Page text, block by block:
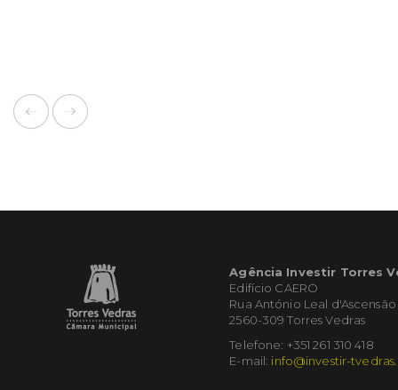
Agência Investir Torres
Edifício CAERO
Rua António Leal d'Ascensão
2560-309 Torres Vedras
Telefone: +351 261 310 418
E-mail: info@investir-